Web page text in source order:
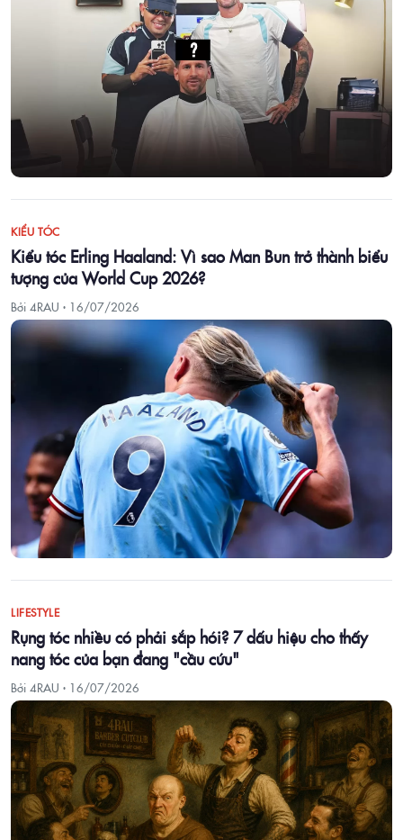
KIỂU TÓC
Kiểu tóc Erling Haaland: Vì sao Man Bun trở thành biểu
tượng của World Cup 2026?
Bởi 4RAU · 16/07/2026
LIFESTYLE
Rụng tóc nhiều có phải sắp hói? 7 dấu hiệu cho thấy
nang tóc của bạn đang "cầu cứu"
Bởi 4RAU · 16/07/2026